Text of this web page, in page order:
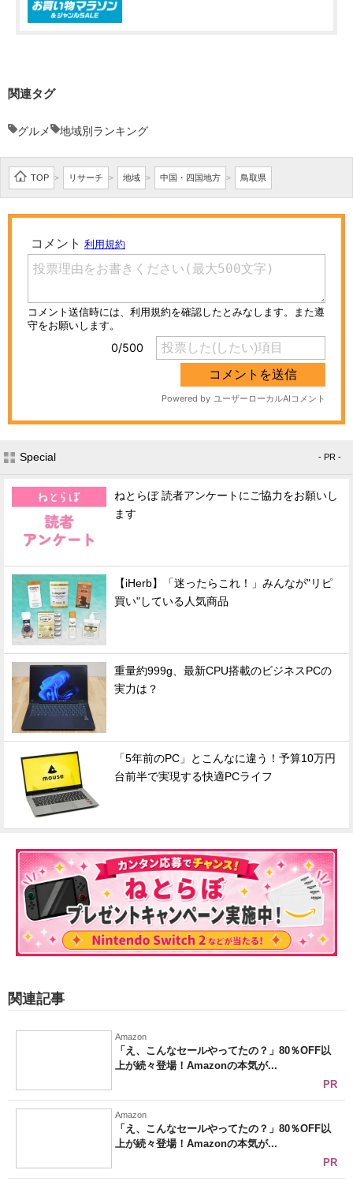
関連タグ
グルメ 地域別ランキング
TOP > リサーチ > 地域 > 中国・四国地方 > 鳥取県
Special - PR -
ねとらぼ 読者アンケートにご協力をお願いし
ます
【iHerb】「迷ったらこれ！」みんなが"リピ
買い"している人気商品
重量約999g、最新CPU搭載のビジネスPCの
実力は？
「5年前のPC」とこんなに違う！予算10万円
台前半で実現する快適PCライフ
関連記事
Amazon
「え、こんなセールやってたの？」80％OFF以
上が続々登場！Amazonの本気が...
PR
Amazon
「え、こんなセールやってたの？」80％OFF以
上が続々登場！Amazonの本気が...
PR